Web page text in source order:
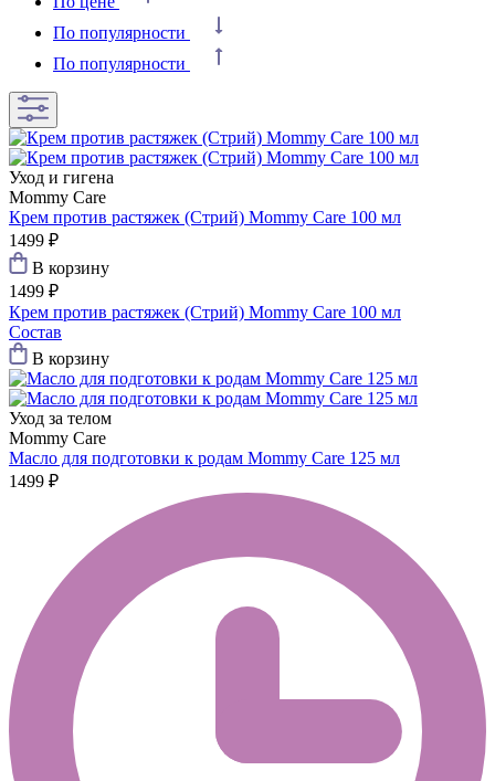
По популярности
По популярности
Уход и гигена
Mommy Care
Крем против растяжек (Стрий) Mommy Care 100 мл
1499 ₽
В корзину
1499 ₽
Крем против растяжек (Стрий) Mommy Care 100 мл
Состав
В корзину
Уход за телом
Mommy Care
Масло для подготовки к родам Mommy Care 125 мл
1499 ₽